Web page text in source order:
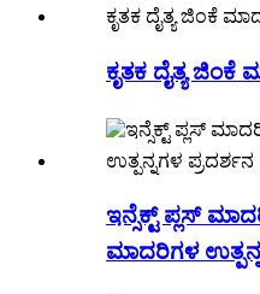
ಕೃತಕ ದೈತ್ಯ ಜಿಂಕೆ
ಇನ್ಸೆಕ್ಟ್ ಪ್ಲಸ್
ಮಾದರಿಗಳ